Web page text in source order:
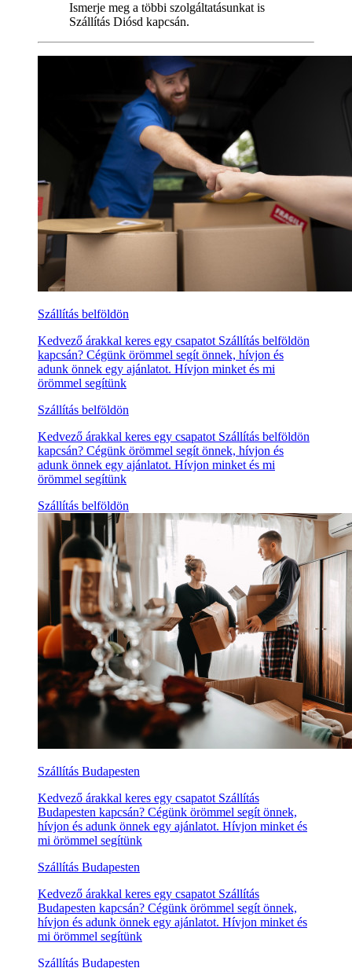
Ismerje meg a többi szolgáltatásunkat is
Szállítás Diósd kapcsán.
Szállítás belföldön
Kedvező árakkal keres egy csapatot Szállítás belföldön
kapcsán? Cégünk örömmel segít önnek, hívjon és
adunk önnek egy ajánlatot. Hívjon minket és mi
örömmel segítünk
Szállítás belföldön
Kedvező árakkal keres egy csapatot Szállítás belföldön
kapcsán? Cégünk örömmel segít önnek, hívjon és
adunk önnek egy ajánlatot. Hívjon minket és mi
örömmel segítünk
Szállítás belföldön
Szállítás Budapesten
Kedvező árakkal keres egy csapatot Szállítás
Budapesten kapcsán? Cégünk örömmel segít önnek,
hívjon és adunk önnek egy ajánlatot. Hívjon minket és
mi örömmel segítünk
Szállítás Budapesten
Kedvező árakkal keres egy csapatot Szállítás
Budapesten kapcsán? Cégünk örömmel segít önnek,
hívjon és adunk önnek egy ajánlatot. Hívjon minket és
mi örömmel segítünk
Szállítás Budapesten